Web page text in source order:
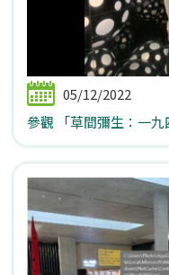
05/12/2022
參觀 「草間彌生：一